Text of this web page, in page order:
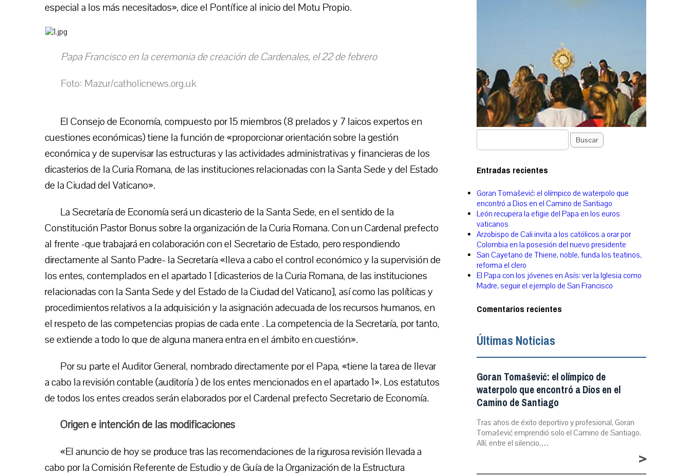
especial a los más necesitados», dice el Pontífice al inicio del Motu Propio.
Papa Francisco en la ceremonia de creación de Cardenales, el 22 de febrero
Foto: Mazur/catholicnews.org.uk
El Consejo de Economía, compuesto por 15 miembros (8 prelados y 7 laicos expertos en
cuestiones económicas) tiene la función de «proporcionar orientación sobre la gestión
económica y de supervisar las estructuras y las actividades administrativas y financieras de los
dicasterios de la Curia Romana, de las instituciones relacionadas con la Santa Sede y del Estado
de la Ciudad del Vaticano».
La Secretaría de Economía será un dicasterio de la Santa Sede, en el sentido de la
Constitución Pastor Bonus sobre la organización de la Curia Romana. Con un Cardenal prefecto
al frente -que trabajará en colaboración con el Secretario de Estado, pero respondiendo
directamente al Santo Padre- la Secretaría «lleva a cabo el control económico y la supervisión de
los entes, contemplados en el apartado 1 [dicasterios de la Curia Romana, de las instituciones
relacionadas con la Santa Sede y del Estado de la Ciudad del Vaticano], así como las políticas y
procedimientos relativos a la adquisición y la asignación adecuada de los recursos humanos, en
el respeto de las competencias propias de cada ente . La competencia de la Secretaría, por tanto,
se extiende a todo lo que de alguna manera entra en el ámbito en cuestión».
Por su parte el Auditor General, nombrado directamente por el Papa, «tiene la tarea de llevar
a cabo la revisión contable (auditoría ) de los entes mencionados en el apartado 1». Los estatutos
de todos los entes creados serán elaborados por el Cardenal prefecto Secretario de Economía.
Origen e intención de las modificaciones
«El anuncio de hoy se produce tras las recomendaciones de la rigurosa revisión llevada a
cabo por la Comisión Referente de Estudio y de Guía de la Organización de la Estructura
Buscar
Entradas recientes
Goran Tomašević: el olímpico de waterpolo que
encontró a Dios en el Camino de Santiago
León recupera la efigie del Papa en los euros
vaticanos
Arzobispo de Cali invita a los católicos a orar por
Colombia en la posesión del nuevo presidente
San Cayetano de Thiene, noble, funda los teatinos,
reforma el clero
El Papa con los jóvenes en Asís: ver la Iglesia como
Madre, seguir el ejemplo de San Francisco
Comentarios recientes
Últimas Noticias
Goran Tomašević: el olímpico de
waterpolo que encontró a Dios en el
Camino de Santiago
Tras años de éxito deportivo y profesional, Goran
Tomašević emprendió solo el Camino de Santiago.
Allí, entre el silencio,…
>